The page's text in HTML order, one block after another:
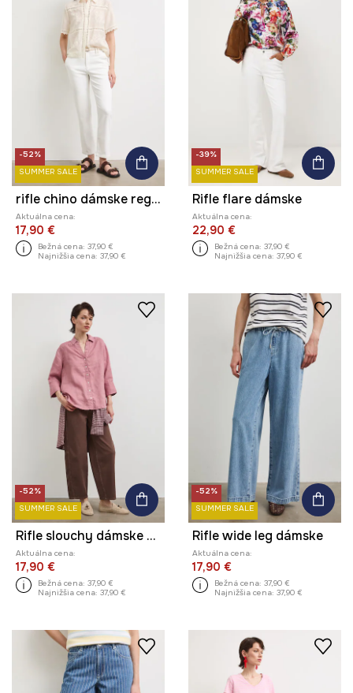
-52%
SUMMER SALE
rifle chino dámske regular waist
Aktuálna cena:
17,90 €
Bežná cena: 37,90 €
Najnižšia cena: 37,90 €
-39%
SUMMER SALE
Rifle flare dámske
Aktuálna cena:
22,90 €
Bežná cena: 37,90 €
Najnižšia cena: 37,90 €
-52%
SUMMER SALE
Rifle slouchy dámske high waist s efektom prania
Aktuálna cena:
17,90 €
Bežná cena: 37,90 €
Najnižšia cena: 37,90 €
-52%
SUMMER SALE
Rifle wide leg dámske
Aktuálna cena:
17,90 €
Bežná cena: 37,90 €
Najnižšia cena: 37,90 €